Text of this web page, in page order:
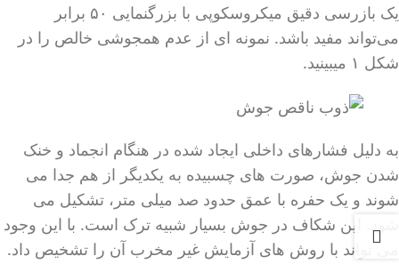
یک بازرسی دقیق میکروسکوپی با بزرگنمایی ۵۰ برابر
می‌تواند مفید باشد. نمونه‌ ای از عدم همجوشی خالص را در
شکل ۱ میبینید.
به دلیل فشارهای داخلی ایجاد شده در هنگام انجماد و خنک
شدن جوش، صورت های چسبیده به یکدیگر از هم جدا می
شوند و یک حفره با عمق حدود صد میلی متر، تشکیل می
شود. این شکاف در جوش بسیار شبیه ترک است. با این وجود
می تواند با روش های آزمایش غیر مخرب آن را تشخیص داد.